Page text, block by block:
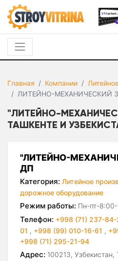
Главная Компании
ЛИТЕЙНО-МЕХАНИЧЕСКИЙ
"ЛИТЕЙНО-
ТАШКЕНТЕ И
"ЛИТЕЙНО-
ДП
Категория: Литейное
дорожное оборудование
Режим работы: Пн-пт-8:00-
Телефон: +998 (71) 237-84-
01 , +998 (99) 010-16-61 ,
+998 (71) 295-21-94
Адрес: 100213,